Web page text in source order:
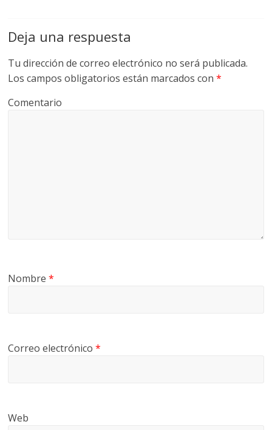
Deja una respuesta
Tu dirección de correo electrónico no será publicada.
Los campos obligatorios están marcados con*
Comentario
Nombre*
Correo electrónico*
Web